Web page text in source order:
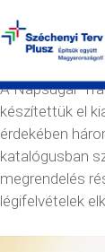
Images
A Napsugár-
készítettük el
érdekében
katalógusban
megrendelés
légifelvételek